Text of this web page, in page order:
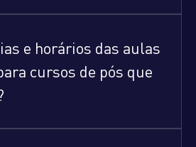
e horários das aulas
cursos de pós que